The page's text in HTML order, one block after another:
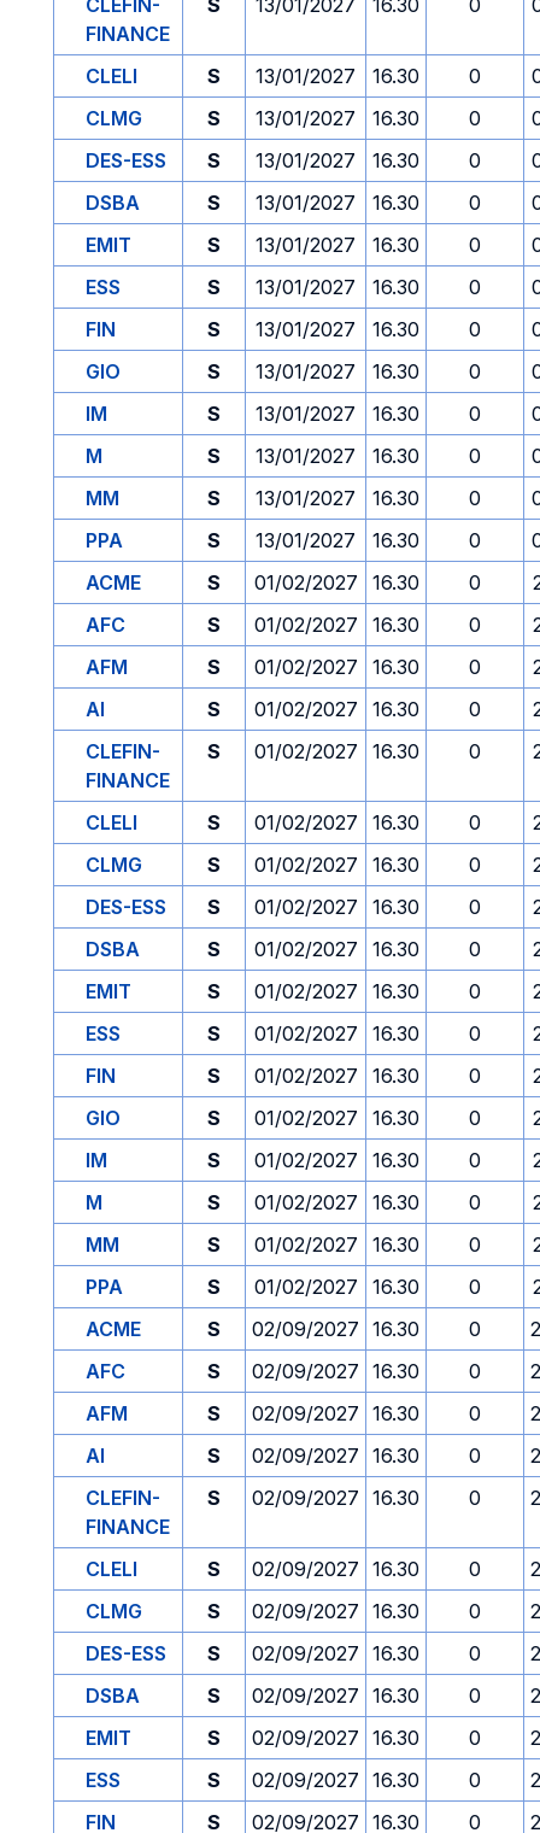
CLEFIN-
FINANCE
S 13/01/2027 16.30 0
CLELI S 13/01/2027 16.30 0
CLMG
S 13/01/2027 16.30 0
DES-ESS
S 13/01/2027 16.30 0
DSBA
S 13/01/2027 16.30 0
EMIT
S 13/01/2027 16.30 0
ESS
S 13/01/2027 16.30 0
FIN
S 13/01/2027 16.30 0
GIO
S 13/01/2027 16.30 0
IM
S 13/01/2027 16.30 0
M
S 13/01/2027 16.30 0
MM
S 13/01/2027 16.30 0
PPA
S 13/01/2027 16.30 0
ACME
S 01/02/2027 16.30 0
AFC
S 01/02/2027 16.30 0
AFM
S 01/02/2027 16.30 0
AI
S 01/02/2027 16.30 0
CLEFIN-
FINANCE
S 01/02/2027 16.30 0
CLELI S 01/02/2027 16.30 0
CLMG
S 01/02/2027 16.30 0
DES-ESS
S 01/02/2027 16.30 0
DSBA
S 01/02/2027 16.30 0
EMIT
S 01/02/2027 16.30 0
ESS
S 01/02/2027 16.30 0
FIN
S 01/02/2027 16.30 0
GIO
S 01/02/2027 16.30 0
IM
S 01/02/2027 16.30 0
M
S 01/02/2027 16.30 0
MM
S 01/02/2027 16.30 0
PPA
S 01/02/2027 16.30 0
ACME
S 02/09/2027 16.30 0
AFC
S 02/09/2027 16.30 0
AFM
S 02/09/2027 16.30 0
AI
S 02/09/2027 16.30 0
CLEFIN-
FINANCE
S 02/09/2027 16.30 0
CLELI S 02/09/2027 16.30 0
CLMG
S 02/09/2027 16.30 0
DES-ESS
S 02/09/2027 16.30 0
DSBA
S 02/09/2027 16.30 0
EMIT
S 02/09/2027 16.30 0
ESS
S 02/09/2027 16.30 0
FIN
S 02/09/2027 16.30 0